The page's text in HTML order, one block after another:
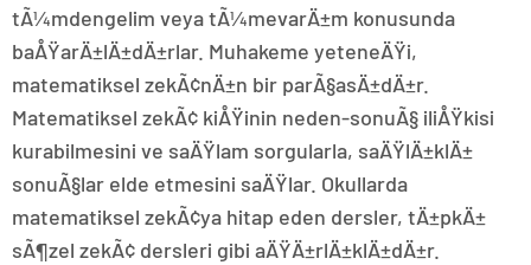
tÃ¼mdengelim veya tÃ¼mevarÄ±m konusunda
baÅŸarÄ±lÄ±dÄ±rlar. Muhakeme yeteneÄŸi,
matematiksel zekÃ¢nÄ±n bir parÃ§asÄ±dÄ±r.
Matematiksel zekÃ¢ kiÅŸinin neden-sonuÃ§ iliÅŸkisi
kurabilmesini ve saÄŸlam sorgularla, saÄŸlÄ±klÄ±
sonuÃ§lar elde etmesini saÄŸlar. Okullarda
matematiksel zekÃ¢ya hitap eden dersler, tÄ±pkÄ±
sÃ¶zel zekÃ¢ dersleri gibi aÄŸÄ±rlÄ±klÄ±dÄ±r.